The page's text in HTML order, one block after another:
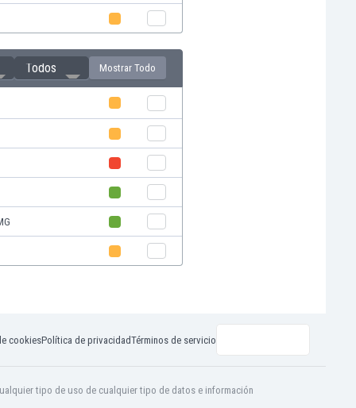
Todos Mostrar Todo
cookiesPolítica de privacidadTérminos de servicio
tipo de uso de cualquier tipo de datos e información